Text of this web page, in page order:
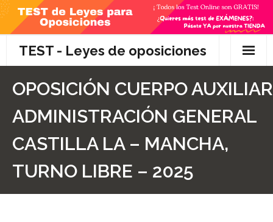
Skip
content
TEST - Leyes de oposiciones
Preguntas
- Diferencia entre propuesta y proposición de ley
OPOSICIÓN CUERPO AUXILIAR
ADMINISTRACIÓN GENERAL
CASTILLA LA – MANCHA,
TURNO LIBRE – 2025